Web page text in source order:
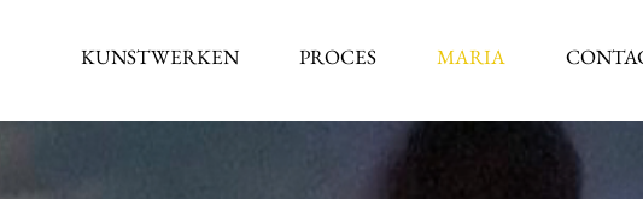
KUNSTWERKEN PROCES MARIA